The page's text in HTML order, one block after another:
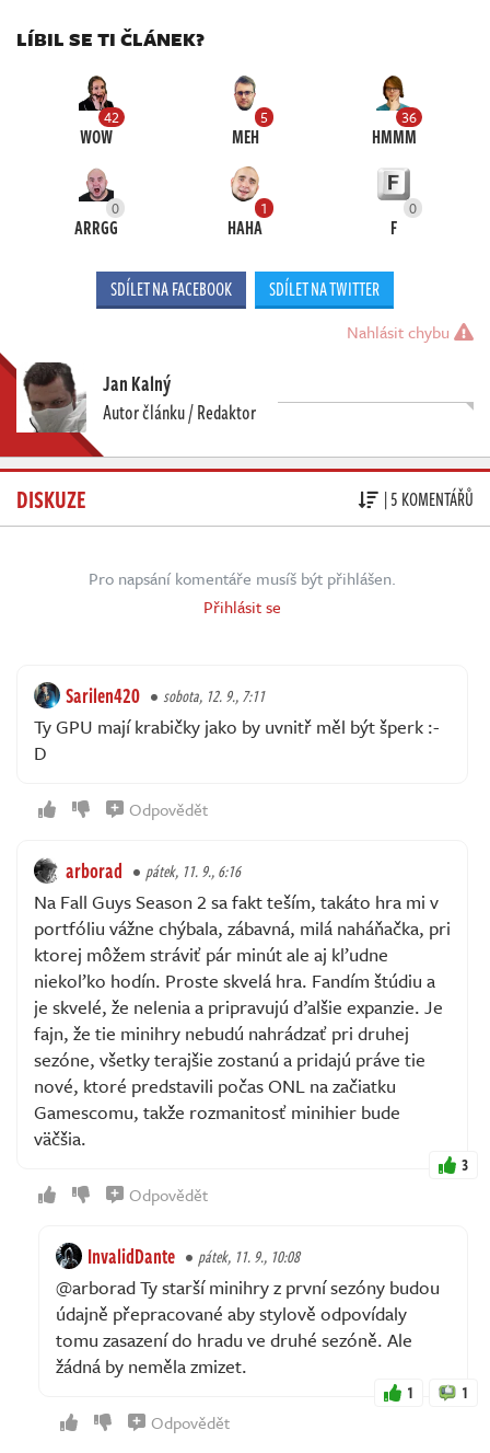
LÍBIL SE TI ČLÁNEK?
42
WOW
5
MEH
36
HMMM
0
ARRGG
1
HAHA
0
F
SDÍLET NA FACEBOOK SDÍLET NA TWITTER
Nahlásit chybu
Jan Kalný
Autor článku / Redaktor
DISKUZE | 5 KOMENTÁŘŮ
Pro napsání komentáře musíš být přihlášen.
Přihlásit se
Sarilen420 sobota, 12. 9., 7:11
Ty GPU mají krabičky jako by uvnitř měl být šperk :-
D
Odpovědět
arborad pátek, 11. 9., 6:16
Na Fall Guys Season 2 sa fakt teším, takáto hra mi v
portfóliu vážne chýbala, zábavná, milá naháňačka, pri
ktorej môžem stráviť pár minút ale aj kľudne
niekoľko hodín. Proste skvelá hra. Fandím štúdiu a
je skvelé, že nelenia a pripravujú ďalšie expanzie. Je
fajn, že tie minihry nebudú nahrádzať pri druhej
sezóne, všetky terajšie zostanú a pridajú práve tie
nové, ktoré predstavili počas ONL na začiatku
Gamescomu, takže rozmanitosť minihier bude
väčšia.
3
Odpovědět
InvalidDante pátek, 11. 9., 10:08
@arborad Ty starší minihry z první sezóny budou
údajně přepracované aby stylově odpovídaly
tomu zasazení do hradu ve druhé sezóně. Ale
žádná by neměla zmizet.
1 1
Odpovědět